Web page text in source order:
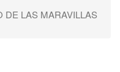
DE LAS MARAVILLAS